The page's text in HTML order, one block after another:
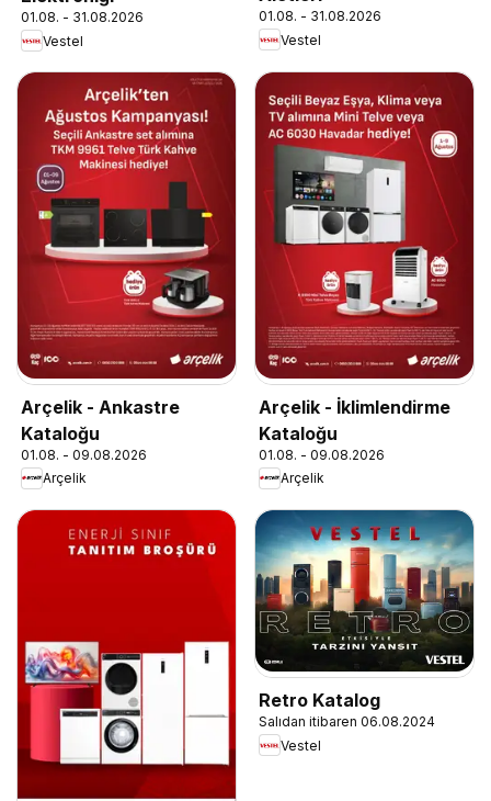
01.08. - 31.08.2026
Vestel
01.08. - 31.08.2026
Vestel
Arçelik - Ankastre
Kataloğu
01.08. - 09.08.2026
Arçelik
Arçelik - İklimlendirme
Kataloğu
01.08. - 09.08.2026
Arçelik
Retro Katalog
Salıdan itibaren 06.08.2024
Vestel